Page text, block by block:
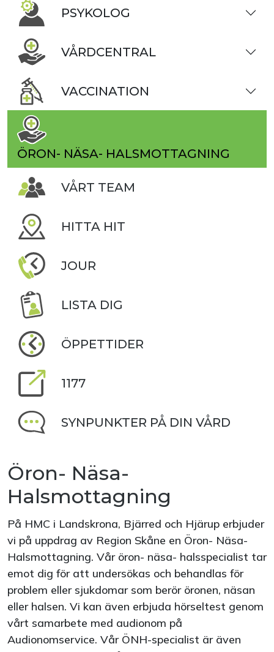
PSYKOLOG
VÅRDCENTRAL
VACCINATION
ÖRON- NÄSA- HALSMOTTAGNING
VÅRT TEAM
HITTA HIT
JOUR
LISTA DIG
ÖPPETTIDER
1177
SYNPUNKTER PÅ DIN VÅRD
Öron- Näsa-
Halsmottagning
På HMC i Landskrona, Bjärred och Hjärup erbjuder
vi på uppdrag av Region Skåne en Öron- Näsa-
Halsmottagning. Vår öron- näsa- halsspecialist tar
emot dig för att undersökas och behandlas för
problem eller sjukdomar som berör öronen, näsan
eller halsen. Vi kan även erbjuda hörseltest genom
vårt samarbete med audionom på
Audionomservice. Vår ÖNH-specialist är även